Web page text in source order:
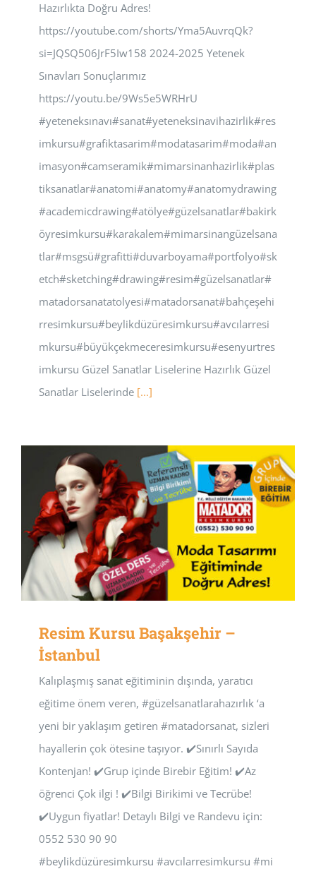
Hazırlıkta Doğru Adres!
https://youtube.com/shorts/Yma5AuvrqQk?
si=JQSQ506JrF5Iw158 2024-2025 Yetenek
Sınavları Sonuçlarımız
https://youtu.be/9Ws5e5WRHrU
#yeteneksınavı#sanat#yeteneksinavihazirlik#res
imkursu#grafiktasarim#modatasarim#moda#an
imasyon#camseramik#mimarsinanhazirlik#plas
tiksanatlar#anatomi#anatomy#anatomydrawing
#academicdrawing#atölye#güzelsanatlar#bakirk
öyresimkursu#karakalem#mimarsinangüzelsana
tlar#msgsü#grafitti#duvarboyama#portfolyo#sk
etch#sketching#drawing#resim#güzelsanatlar#
matadorsanatatolyesi#matadorsanat#bahçeşehi
rresimkursu#beylikdüzüresimkursu#avcılarresi
mkursu#büyükçekmeceresimkursu#esenyurtres
imkursu Güzel Sanatlar Liselerine Hazırlık Güzel
Sanatlar Liselerinde [...]
Resim Kursu Başakşehir –
İstanbul
Kalıplaşmış sanat eğitiminin dışında, yaratıcı
eğitime önem veren, #güzelsanatlarahazırlık ‘a
yeni bir yaklaşım getiren #matadorsanat, sizleri
hayallerin çok ötesine taşıyor. ✔️Sınırlı Sayıda
Kontenjan! ✔️Grup içinde Birebir Eğitim! ✔️Az
öğrenci Çok ilgi ! ✔️Bilgi Birikimi ve Tecrübe!
✔️Uygun fiyatlar! Detaylı Bilgi ve Randevu için:
0552 530 90 90
#beylikdüzüresimkursu #avcılarresimkursu #mi